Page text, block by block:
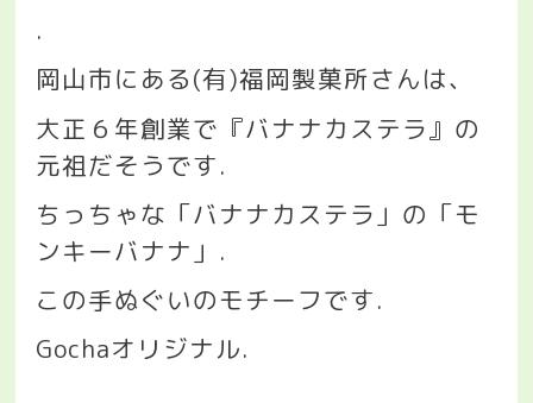
.
岡山市にある(有)福岡製菓所さんは、
大正６年創業で『バナナカステラ』の
元祖だそうです.
ちっちゃな「バナナカステラ」の「モ
ンキーバナナ」 .
この手ぬぐいのモチーフです.
Gochaオリジナル.